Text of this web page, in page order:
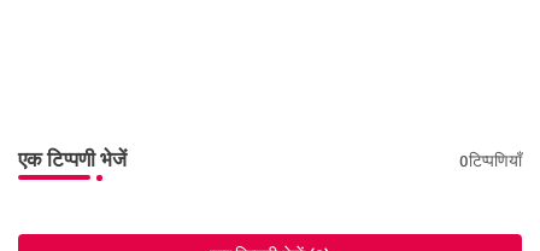
एक टिप्पणी भेजें 0टिप्पणियाँ